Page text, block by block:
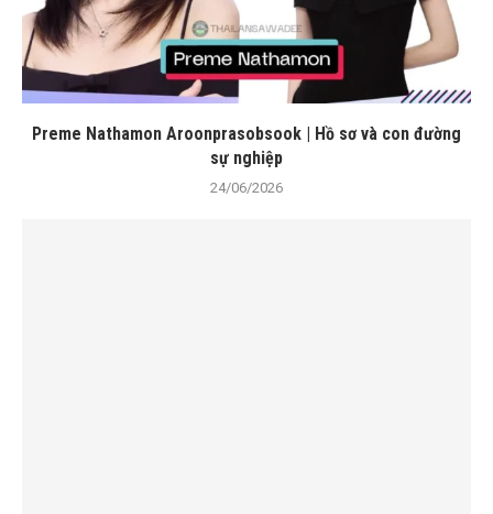
Preme Nathamon Aroonprasobsook | Hồ sơ và con đường
sự nghiệp
24/06/2026